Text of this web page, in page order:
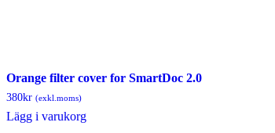
Orange filter cover for SmartDoc 2.0
380kr (exkl.moms)
Lägg i varukorg